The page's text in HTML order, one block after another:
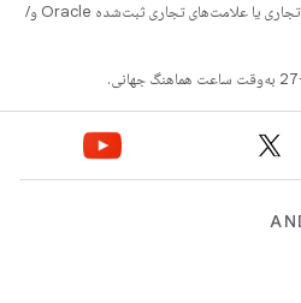
هستند. جاوا و OpenJDK علامت‌های تجاری یا علامت‌های تجاری ثبت‌شده Oracle و/